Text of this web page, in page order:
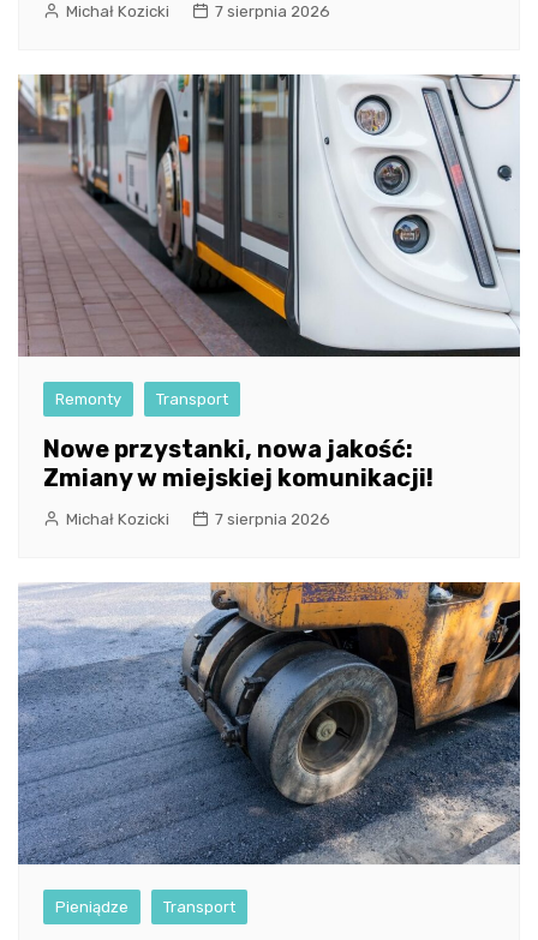
Michał Kozicki 7 sierpnia 2026
Remonty Transport
Nowe przystanki, nowa jakość:
Zmiany w miejskiej komunikacji!
Michał Kozicki 7 sierpnia 2026
Pieniądze Transport